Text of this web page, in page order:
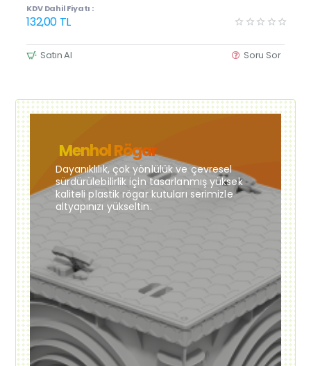
KDV Dahil Fiyatı :
132,00 TL
Satın Al Soru Sor
Menhol Rögar
Dayanıklılık, çok yönlülük ve çevresel
sürdürülebilirlik için tasarlanmış yüksek
kaliteli plastik rögar kutuları serimizle
altyapınızı yükseltin.